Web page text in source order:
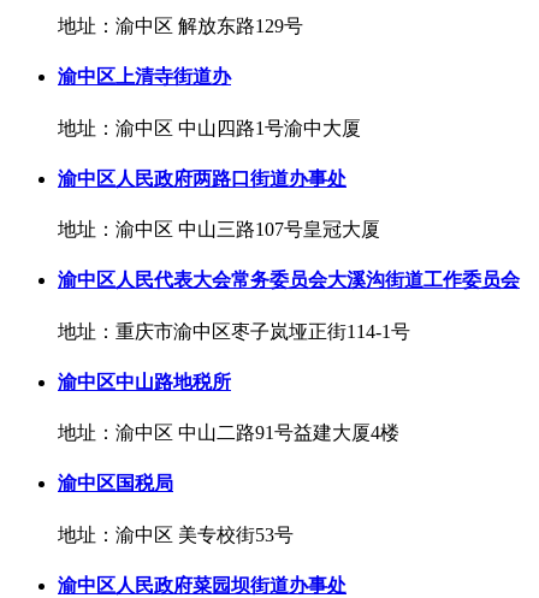
地址：渝中区 解放东路129号
渝中区上清寺街道办
地址：渝中区 中山四路1号渝中大厦
渝中区人民政府两路口街道办事处
地址：渝中区 中山三路107号皇冠大厦
渝中区人民代表大会常务委员会大溪沟街道工作委员会
地址：重庆市渝中区枣子岚垭正街114-1号
渝中区中山路地税所
地址：渝中区 中山二路91号益建大厦4楼
渝中区国税局
地址：渝中区 美专校街53号
渝中区人民政府菜园坝街道办事处